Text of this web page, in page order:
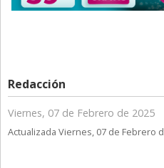
Redacción
Viernes, 07 de Febrero de 2025
Actualizada Viernes, 07 de Febrero